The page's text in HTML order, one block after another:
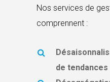
Nos services de
comprennent :
de tendances